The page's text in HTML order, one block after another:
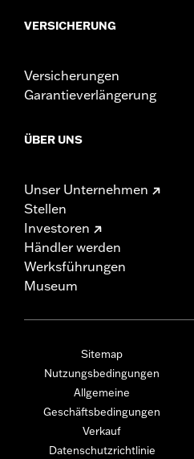
VERSICHERUNG
Versicherungen
Garantieverlängerung
ÜBER UNS
Unser Unternehmen
Stellen
Investoren
Händler werden
Werksführungen
Museum
Sitemap
Nutzungsbedingungen
Allgemeine
Geschäftsbedingungen
Verkauf
Datenschutzrichtlinie